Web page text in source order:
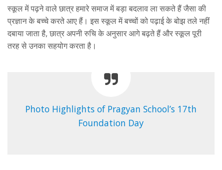
स्कूल में पढ़ने वाले छात्र हमारे समाज में बड़ा बदलाव ला सकते हैं जैसा की
प्रज्ञान के बच्चे करते आए हैं। इस स्कूल में बच्चों को पढ़ाई के बोझ तले नहीं
दबाया जाता है, छात्र अपनी रुचि के अनुसार आगे बढ़ते हैं और स्कूल पूरी
तरह से उनका सहयोग करता है।
Photo Highlights of Pragyan School’s 17th
Foundation Day